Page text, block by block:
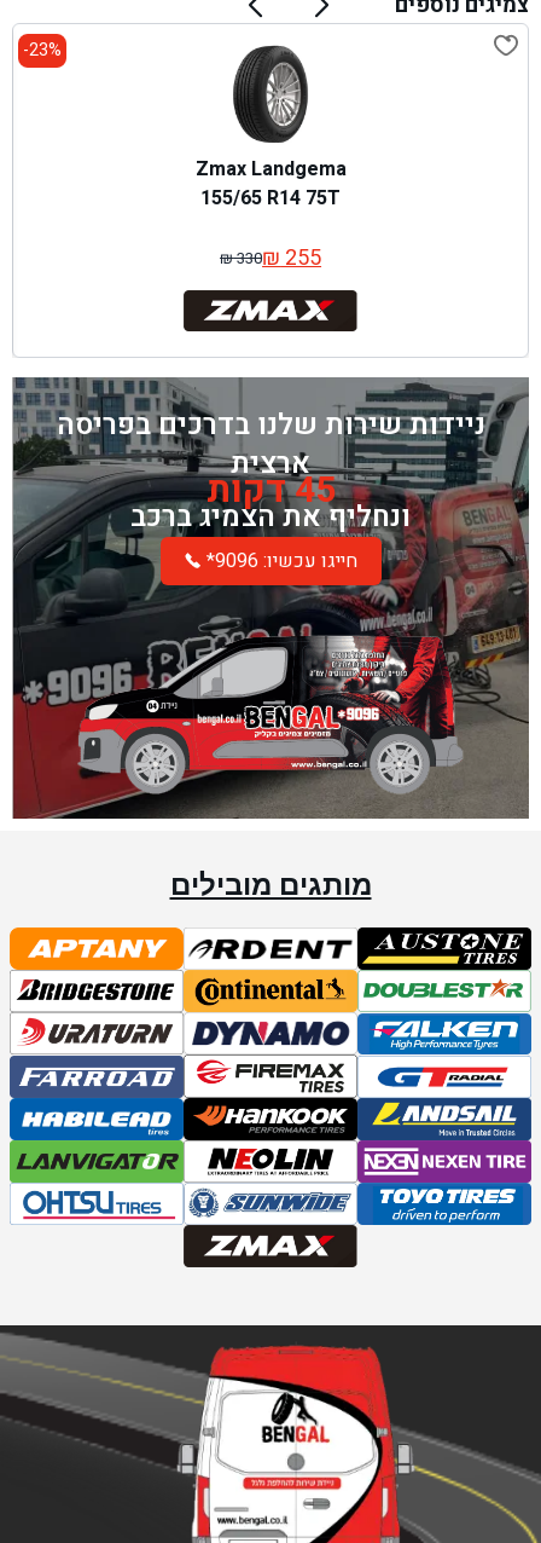
23%-
Zmax Landgema
155/65 R14 75T
₪330
המחיר
המקורי
היה:
₪ 330.
₪255 המחיר
הנוכחי
הוא:
₪ 255.
ניידות שירות שלנו בדרכים בפריסה
ארצית
45 דקות
ונחליף את הצמיג ברכב
*חייגו עכשיו: 9096
מותגים מובילים